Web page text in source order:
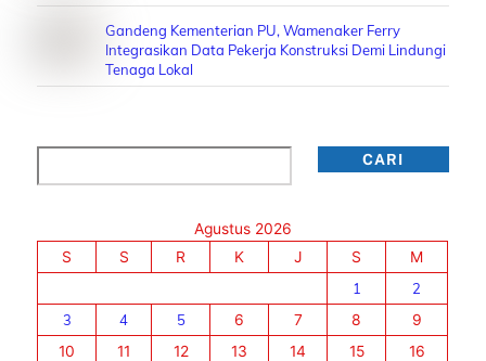
Gandeng Kementerian PU, Wamenaker Ferry
Integrasikan Data Pekerja Konstruksi Demi Lindungi
Tenaga Lokal
CARI
Agustus 2026
S
S R K J S
M
1
2
3
4 5 6 7 8
9
10
11 12 13 14 15
16